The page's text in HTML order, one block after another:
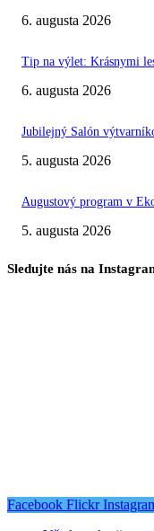
6. augusta 2026
Tip na výlet: Krásnymi
6. augusta 2026
Jubilejný Salón
5. augusta 2026
Augustový program v
5. augusta 2026
Sledujte nás na
Facebook Flickr